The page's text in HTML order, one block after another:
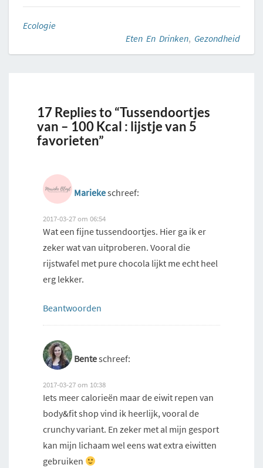
Ecologie
Eten En Drinken, Gezondheid
17 Replies to “Tussendoortjes
van – 100 Kcal : lijstje van 5
favorieten”
Mariekeschreef:
2017-03-27 om 06:54
Wat een fijne tussendoortjes. Hier ga ik er
zeker wat van uitproberen. Vooral die
rijstwafel met pure chocola lijkt me echt heel
erg lekker.
Beantwoorden
Benteschreef:
2017-03-27 om 10:38
Iets meer calorieën maar de eiwit repen van
body&fit shop vind ik heerlijk, vooral de
crunchy variant. En zeker met al mijn gesport
kan mijn lichaam wel eens wat extra eiwitten
gebruiken